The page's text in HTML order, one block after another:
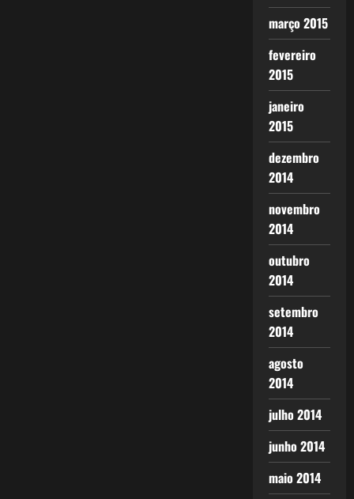
março 2015
fevereiro
2015
janeiro
2015
dezembro
2014
novembro
2014
outubro
2014
setembro
2014
agosto
2014
julho 2014
junho 2014
maio 2014